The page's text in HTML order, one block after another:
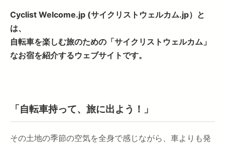
ツアー・イベントから探す
CWC
お問い合わせ
Cyclist Welcome.jp (サイクリストウェルカム.jp）と
は、
自転車を楽しむ旅のための「サイクリストウェルカム」
なお宿を紹介するウェブサイトです。
「自転車持って、旅に出よう！」
その土地の季節の空気を全身で感じながら、車よりも発